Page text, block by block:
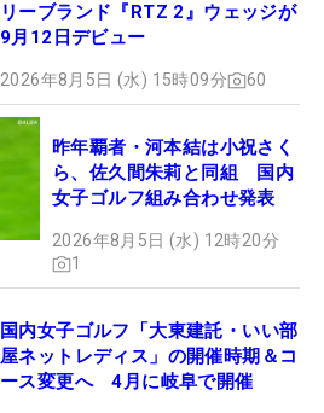
リーブランド『RTZ 2』ウェッジが
9月12日デビュー
2026年8月5日 (水) 15時09分 60
昨年覇者・河本結は小祝さく
ら、佐久間朱莉と同組 国内
女子ゴルフ組み合わせ発表
2026年8月5日 (水) 12時20分
1
国内女子ゴルフ「大東建託・いい部
屋ネットレディス」の開催時期＆コ
ース変更へ 4月に岐阜で開催